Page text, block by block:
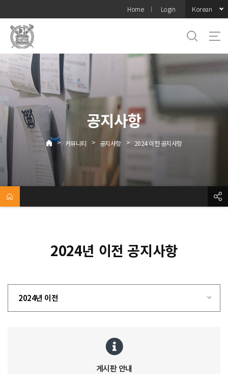
메뉴
Home Login Korean
공지사항
> 커뮤니티 > 공지사항 > 2024 이전 공지사항
2024년 이전 공지사항
2024년 이전
게시판 안내